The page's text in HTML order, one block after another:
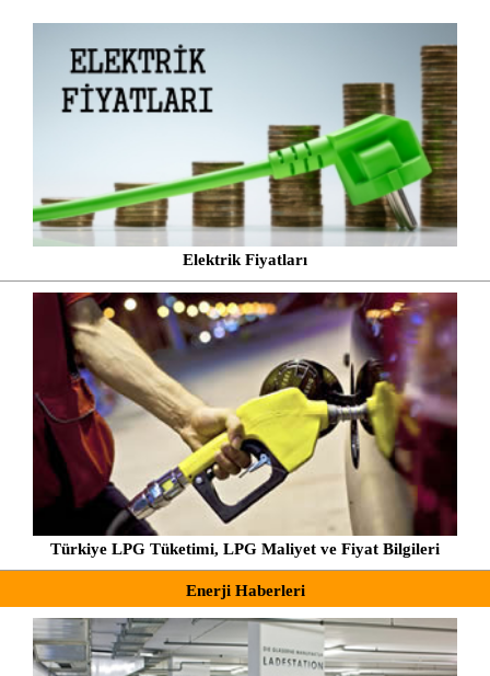
Elektrik Fiyatları
Türkiye LPG Tüketimi, LPG Maliyet ve Fiyat Bilgileri
Enerji Haberleri